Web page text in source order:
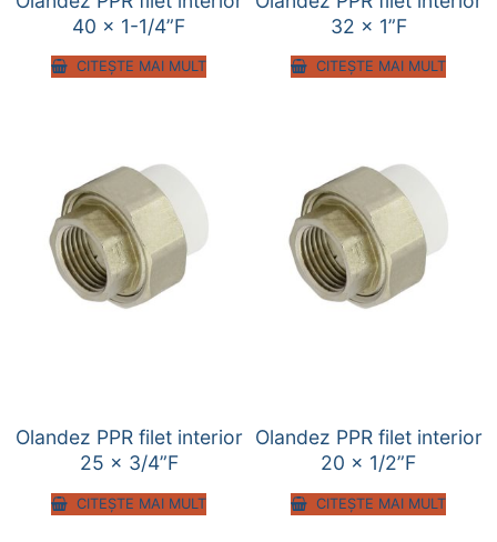
40 x 1-1/4”F
CITEȘTE MAI MULT
32 x 1”F
CITEȘTE MAI MULT
Olandez PPR filet interior
25 x 3/4”F
CITEȘTE MAI MULT
Olandez PPR filet interior
20 x 1/2”F
CITEȘTE MAI MULT